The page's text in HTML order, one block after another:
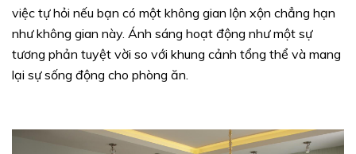
việc tự hỏi nếu bạn có một không gian lộn xộn chẳng hạn
như không gian này. Ánh sáng hoạt động như một sự
tương phản tuyệt vời so với khung cảnh tổng thể và mang
lại sự sống động cho phòng ăn.